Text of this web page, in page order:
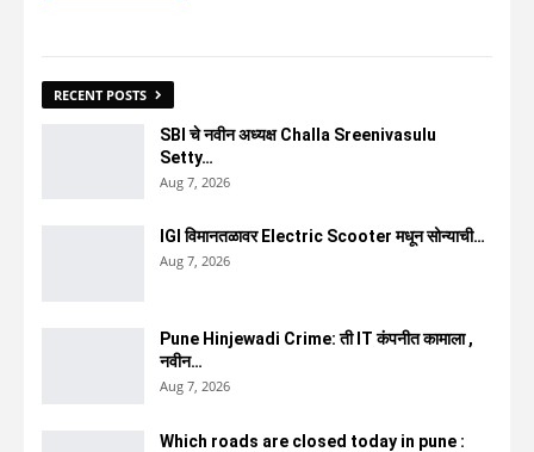
RECENT POSTS
SBI चे नवीन अध्यक्ष Challa Sreenivasulu
Setty…
Aug 7, 2026
IGI विमानतळावर Electric Scooter मधून सोन्याची…
Aug 7, 2026
Pune Hinjewadi Crime: ती IT कंपनीत कामाला ,
नवीन…
Aug 7, 2026
Which roads are closed today in pune :